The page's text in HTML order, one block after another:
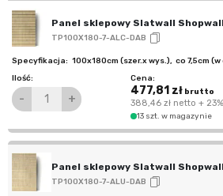
Panel sklepowy Slatwall
TP100X180-7-ALC-DAB
100x180cm (szer.x wys.), co 7,5cm
- +
477,81 złbrutto
388,46 złnetto +
13 szt. w magazynie
Panel sklepowy Slatwall
TP100X180-7-ALU-DAB